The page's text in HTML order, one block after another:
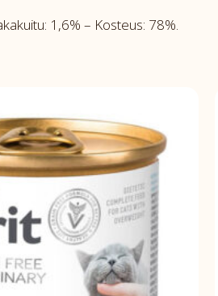
1,6% – Kosteus: 78%.